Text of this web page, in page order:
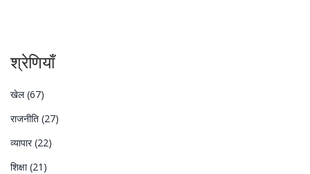
श्रेणियाँ
खेल(67)
राजनीति (27)
व्यापार(22)
शिक्षा(21)